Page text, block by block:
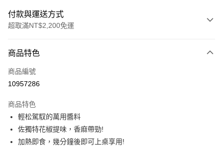
付款與運送方式
超取滿NT$2,200免運
信用卡一次付款
LINE Pay
街口支付
悠遊付
商品特色
商品編號
10957286
商品特色
輕松駕馭的萬用醬料
佐獨特花椒提味，香麻帶勁!
加熱即食，幾分鐘後即可上桌享用!